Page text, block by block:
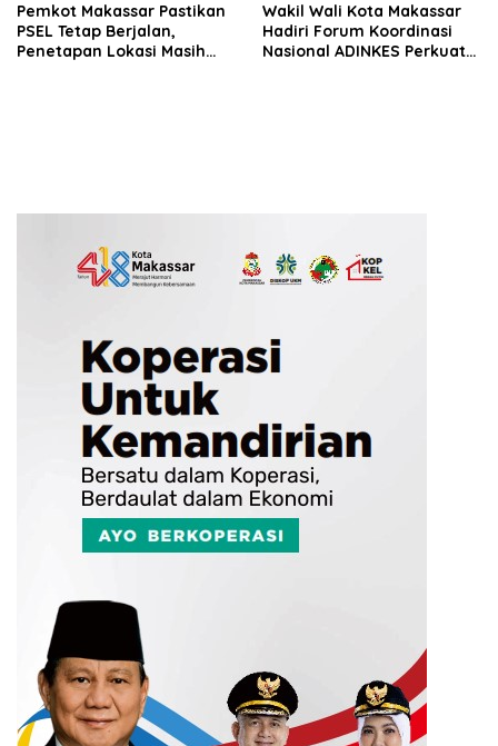
Pemkot Makassar Pastikan
PSEL Tetap Berjalan,
Penetapan Lokasi Masih
Wakil Wali Kota Makassar
Hadiri Forum Koordinasi
Nasional ADINKES Perkuat